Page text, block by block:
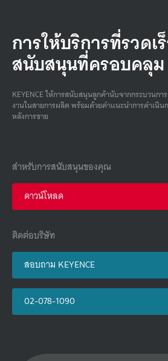
การให้บริการที่รวดเ
สนับสนุนที่ครอบคลุม
KEYENCE ให้การสนับสนุนลูกค้านับจากกระบวนก
งานในสายการผลิต พร้อมด้วยคําแนะนําการดําเนิ
หลังการขาย
สำหรับการสนับสนุนของคุณ
ดาวน์โหลด
ติดต่อบริษัท
สอบถาม KEYENCE
02-078-1090